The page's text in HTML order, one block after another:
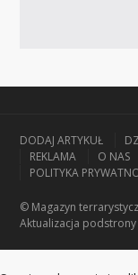
DODAJ ARTYKUŁ
REKLAMA
O NAS
POLITYKA
© Magazyn
Aktualizacja podstrony